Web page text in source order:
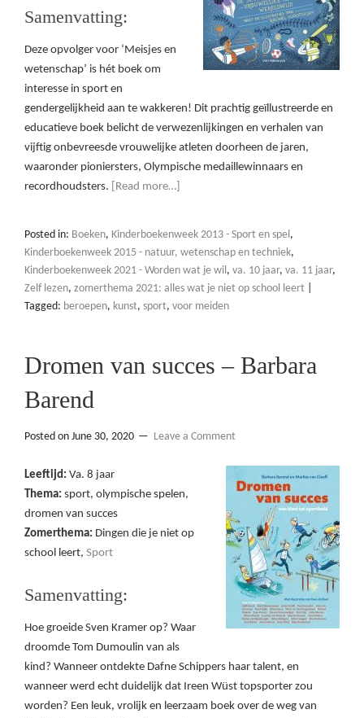
Samenvatting:
Deze opvolger voor ‘Meisjes en
wetenschap’ is hét boek om
interesse in sport en
gendergelijkheid aan te wakkeren! Dit prachtig geïllustreerde en
educatieve boek belicht de verwezenlijkingen en verhalen van
vijftig onbevreesde vrouwelijke atleten doorheen de jaren,
waaronder pioniersters, Olympische medaillewinnaars en
recordhoudsters.
[Read more…]
Posted in: Boeken, Kinderboekenweek 2013 - Sport en spel,
Kinderboekenweek 2015 - natuur, wetenschap en techniek,
Kinderboekenweek 2021 - Worden wat je wil, va. 10 jaar, va. 11 jaar,
Zelf lezen, zomerthema 2021: alles wat je niet op school leert
Tagged: beroepen, kunst, sport, voor meiden
Dromen van succes – Barbara
Barend
Posted on June 30, 2020 Leave a Comment
Leeftijd: Va. 8 jaar
Thema: sport, olympische spelen,
dromen van succes
Zomerthema: Dingen die je niet op
school leert, Sport
Samenvatting:
Hoe groeide Sven Kramer op? Waar
droomde Tom Dumoulin van als
kind? Wanneer ontdekte Dafne Schippers haar talent, en
wanneer werd echt duidelijk dat Ireen Wüst topsporter zou
worden? Een leuk, vrolijk en leerzaam boek over de weg van